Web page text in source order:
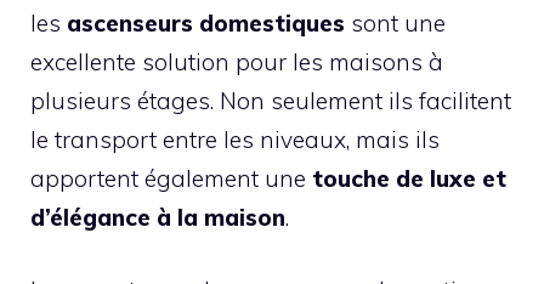
les ascenseurs domestiques sont une
excellente solution pour les maisons à
plusieurs étages. Non seulement ils facilitent
le transport entre les niveaux, mais ils
apportent également une touche de luxe et
d’élégance à la maison.